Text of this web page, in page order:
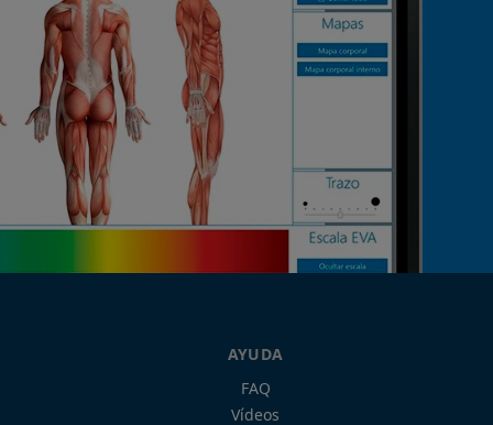
AYUDA
FAQ
Vídeos